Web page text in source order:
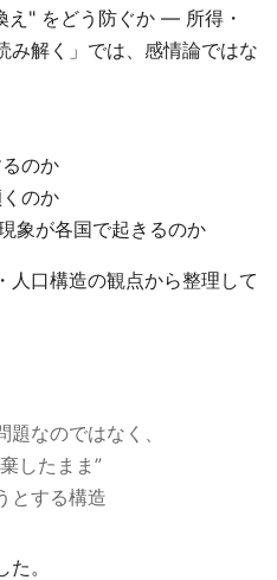
え" をどう防ぐか ― 所得・
み解く」では、感情論ではな
のか
のか
象が各国で起きるのか
人口構造の観点から整理して
題なのではなく、
したまま”
とする構造
。